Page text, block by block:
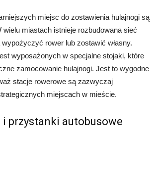
miejsc do zostawienia hulajnogi są
wielu miastach istnieje rozbudowana sieć
rower lub zostawić własny.
wyposażonych w specjalne stojaki, które
zamocowanie hulajnogi. Jest to wygodne
stacje rowerowe są zazwyczaj
miejscach w mieście.
przystanki autobusowe